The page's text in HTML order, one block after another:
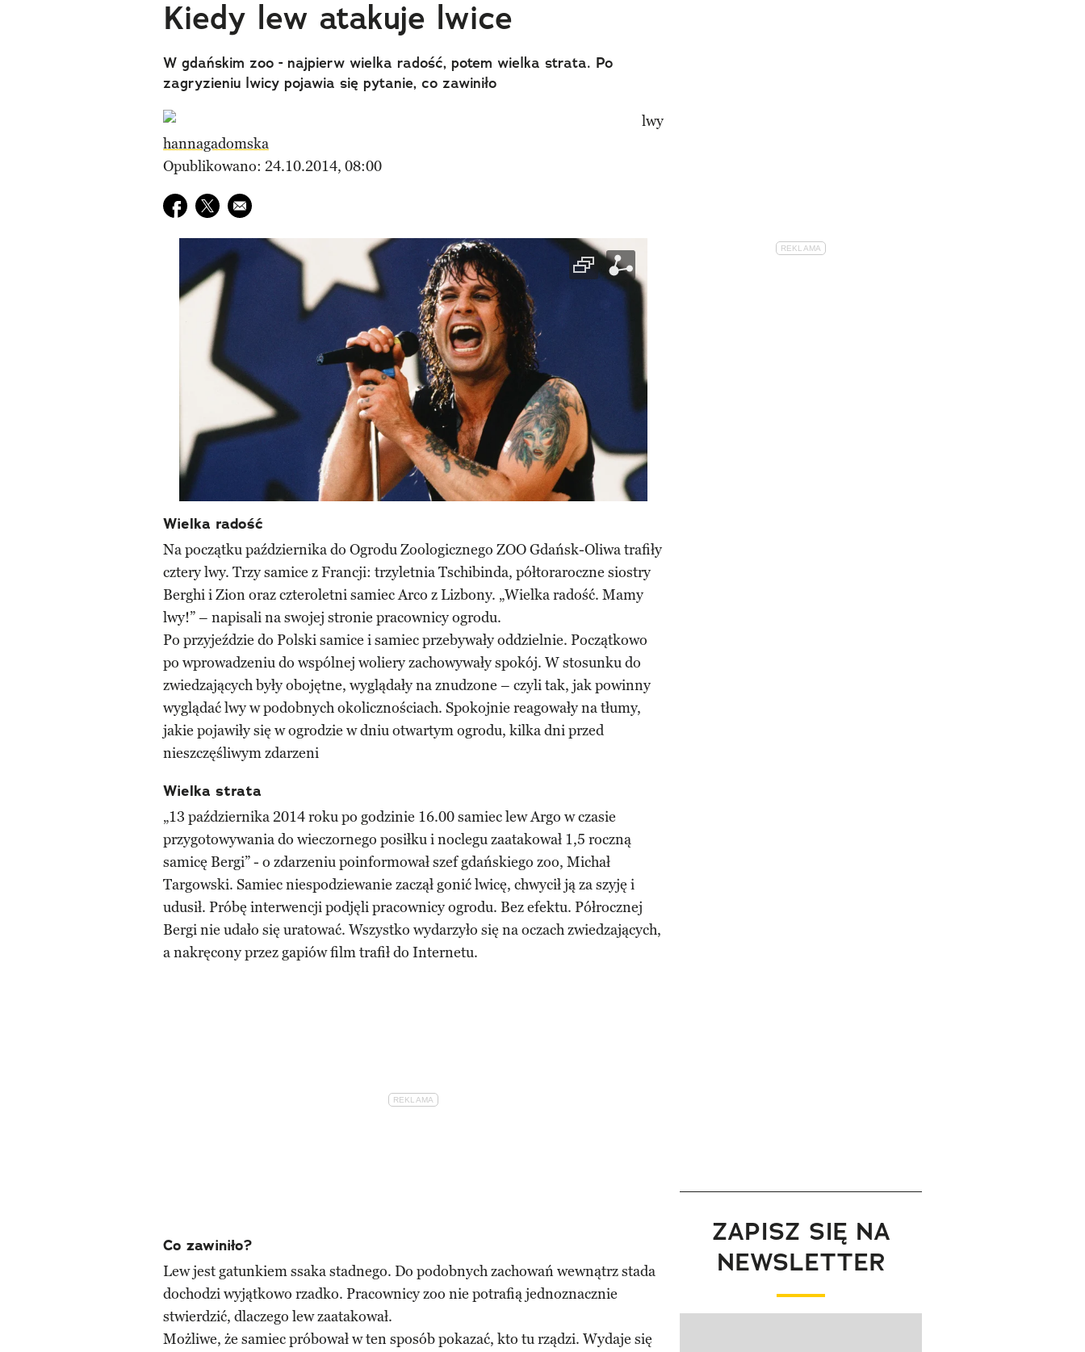
Kiedy lew atakuje lwice
W gdańskim zoo - najpierw wielka radość, potem wielka strata. Po
zagryzieniu lwicy pojawia się pytanie, co zawiniło
hannagadomska
Opublikowano: 24.10.2014, 08:00
Udostępnij na facebook
Udostępnij na twitter
E-mail do przyjaciela
Wielka radość
Na początku października do Ogrodu Zoologicznego ZOO Gdańsk-Oliwa trafiły
cztery lwy. Trzy samice z Francji: trzyletnia Tschibinda, półtoraroczne siostry
Berghi i Zion oraz czteroletni samiec Arco z Lizbony. „Wielka radość. Mamy
lwy!” – napisali na swojej stronie pracownicy ogrodu.
Po przyjeździe do Polski samice i samiec przebywały oddzielnie. Początkowo
po wprowadzeniu do wspólnej woliery zachowywały spokój. W stosunku do
zwiedzających były obojętne, wyglądały na znudzone – czyli tak, jak powinny
wyglądać lwy w podobnych okolicznościach. Spokojnie reagowały na tłumy,
jakie pojawiły się w ogrodzie w dniu otwartym ogrodu, kilka dni przed
nieszczęśliwym zdarzeni
Wielka strata
„13 października 2014 roku po godzinie 16.00 samiec lew Argo w czasie
przygotowywania do wieczornego posiłku i noclegu zaatakował 1,5 roczną
samicę Bergi” - o zdarzeniu poinformował szef gdańskiego zoo, Michał
Targowski. Samiec niespodziewanie zaczął gonić lwicę, chwycił ją za szyję i
udusił. Próbę interwencji podjęli pracownicy ogrodu. Bez efektu. Półrocznej
Bergi nie udało się uratować. Wszystko wydarzyło się na oczach zwiedzających,
a nakręcony przez gapiów film trafił do Internetu.
Co zawiniło?
Lew jest gatunkiem ssaka stadnego. Do podobnych zachowań wewnątrz stada
dochodzi wyjątkowo rzadko. Pracownicy zoo nie potrafią jednoznacznie
stwierdzić, dlaczego lew zaatakował.
Możliwe, że samiec próbował w ten sposób pokazać, kto tu rządzi. Wydaje się
ZAPISZ SIĘ NA
NEWSLETTER